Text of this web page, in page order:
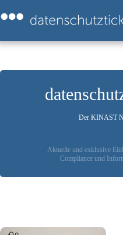
Inhalt
springen
Der KINAST
Aktuelle und exklusive
Compliance und